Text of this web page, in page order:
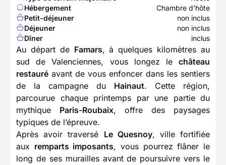
Hébergement
Chambre d'hôte
Petit-déjeuner
non inclus
Déjeuner
non inclus
Dîner
inclus
Au départ de Famars, à quelques kilomètres au
sud de Valenciennes, vous longez le château
restauré avant de vous enfoncer dans les sentiers
de la campagne du Hainaut. Cette région,
parcourue chaque printemps par une partie du
mythique Paris-Roubaix, offre des paysages
typiques de l’épreuve.
Après avoir traversé Le Quesnoy, ville fortifiée
aux remparts imposants, vous pourrez flâner le
long de ses murailles avant de poursuivre vers le